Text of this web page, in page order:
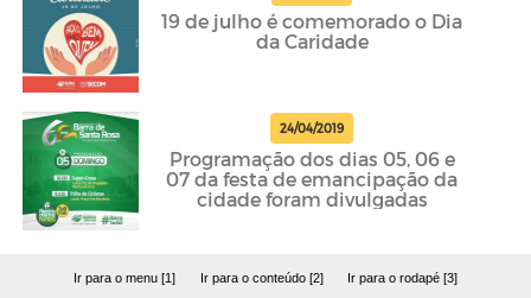
19 de julho é comemorado o Dia
da Caridade
24/04/2019
Programação dos dias 05, 06 e
07 da festa de emancipação da
cidade foram divulgadas
Ir para o menu [1] Ir para o conteúdo [2] Ir para o rodapé [3]